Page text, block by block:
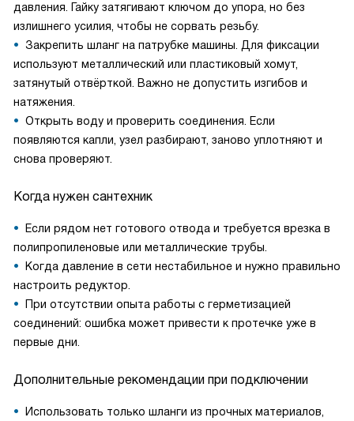
давления. Гайку затягивают ключом до упора, но без
излишнего усилия, чтобы не сорвать резьбу.
Закрепить шланг на патрубке машины. Для фиксации
используют металлический или пластиковый хомут,
затянутый отвёрткой. Важно не допустить изгибов и
натяжения.
Открыть воду и проверить соединения. Если
появляются капли, узел разбирают, заново уплотняют и
снова проверяют.
Когда нужен сантехник
Если рядом нет готового отвода и требуется врезка в
полипропиленовые или металлические трубы.
Когда давление в сети нестабильное и нужно правильно
настроить редуктор.
При отсутствии опыта работы с герметизацией
соединений: ошибка может привести к протечке уже в
первые дни.
Дополнительные рекомендации при подключении
Использовать только шланги из прочных материалов,